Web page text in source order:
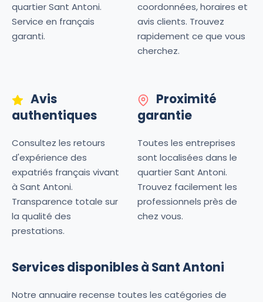
quartier Sant Antoni.
Service en français
garanti.
coordonnées, horaires et
avis clients. Trouvez
rapidement ce que vous
cherchez.
Avis
authentiques
Consultez les retours
d'expérience des
expatriés français vivant
à Sant Antoni.
Transparence totale sur
la qualité des
prestations.
Proximité
garantie
Toutes les entreprises
sont localisées dans le
quartier Sant Antoni.
Trouvez facilement les
professionnels près de
chez vous.
Services disponibles à Sant Antoni
Notre annuaire recense toutes les catégories de